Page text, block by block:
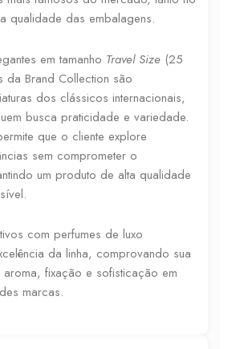
qualidade das embalagens.
em tamanho Travel Size (25
da Brand Collection são
dos clássicos internacionais,
busca praticidade e variedade.
que o cliente explore
sem comprometer o
um produto de alta qualidade
com perfumes de luxo
da linha, comprovando sua
fixação e sofisticação em
marcas.